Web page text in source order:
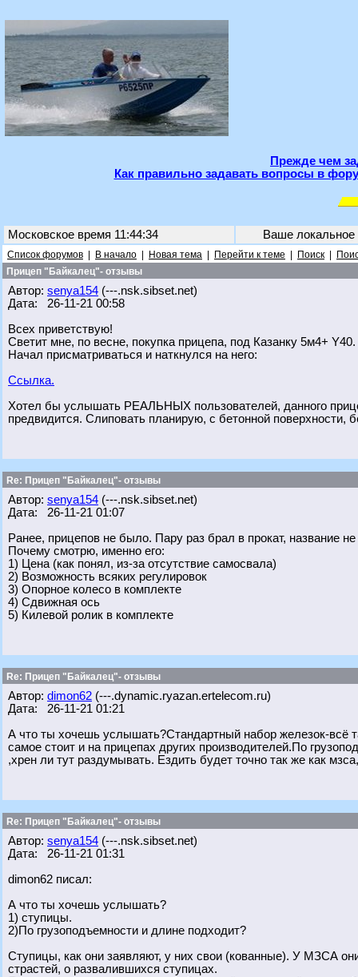
Прежде чем
Как правильно задавать вопросы в
Московское время 11:44:34 Ваше
Список форумов В начало Новая тема Перейти к теме Поиск
Прицеп "Байкалец"- отзывы
Автор: senya154 (---.nsk.sibset.net)
Дата: 26-11-21 00:58
Всех приветствую!
Светит мне, по весне, покупка прицепа, под Казанку 5м4+ Y40.
Начал присматриваться и наткнулся на него:
Ссылка.
Хотел бы услышать РЕАЛЬНЫХ пользователей, данного
предвидится. Слиповать планирую, с бетонной поверхности,
Re: Прицеп "Байкалец"- отзывы
Автор: senya154 (---.nsk.sibset.net)
Дата: 26-11-21 01:07
Ранее, прицепов не было. Пару раз брал в прокат, название
Почему смотрю, именно его:
1) Цена (как понял, из-за отсутствие самосвала)
2) Возможность всяких регулировок
3) Опорное колесо в комплекте
4) Сдвижная ось
5) Килевой ролик в комплекте
Re: Прицеп "Байкалец"- отзывы
Автор: dimon62 (---.dynamic.ryazan.ertelecom.ru)
Дата: 26-11-21 01:21
А что ты хочешь услышать?Стандартный набор железок-всё
самое стоит и на прицепах других производителей.По
,хрен ли тут раздумывать. Ездить будет точно так же как
Re: Прицеп "Байкалец"- отзывы
Автор: senya154 (---.nsk.sibset.net)
Дата: 26-11-21 01:31
dimon62 писал:
А что ты хочешь услышать?
1) ступицы.
2)По грузоподъемности и длине подходит?
Ступицы, как они заявляют, у них свои (кованные). У МЗСА
страстей, о развалившихся ступицах.